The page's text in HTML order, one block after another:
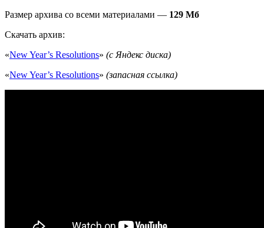
Размер архива со всеми материалами — 129 Мб
Скачать архив:
«New Year’s Resolutions» (с Яндекс диска)
«New Year’s Resolutions» (запасная ссылка)